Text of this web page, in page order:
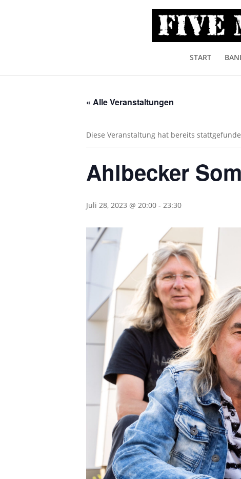
START
« Alle Veranstaltungen
Diese Veranstaltung hat bereits
Ahlbecker
Juli 28, 2023 @ 20:00 - 23:30